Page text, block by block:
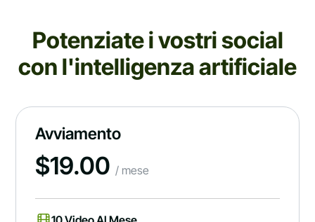
Potenziate i vostri social
con l'intelligenza artificiale
Avviamento
$19.00 / mese